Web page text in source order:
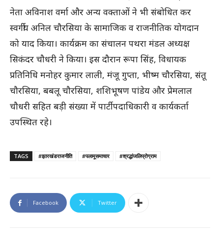
नेता अविनाश वर्मा और अन्य वक्ताओं ने भी संबोधित कर
स्वर्गीय अनिल चौरसिया के सामाजिक व राजनीतिक योगदान
को याद किया। कार्यक्रम का संचालन पथरा मंडल अध्यक्ष
सिकंदर चौधरी ने किया। इस दौरान रूपा सिंह, विधायक
प्रतिनिधि मनोहर कुमार लाली, मंजू गुप्ता, भीष्म चौरसिया, संतू
चौरसिया, बबलू चौरसिया, शशिभूषण पांडेय और प्रेमलाल
चौधरी सहित बड़ी संख्या में पार्टी पदाधिकारी व कार्यकर्ता
उपस्थित रहे।
TAGS #झारखंडराजनीति #पलामूसमाचार #श्रद्धांजलिप्रोग्राम
Facebook Twitter